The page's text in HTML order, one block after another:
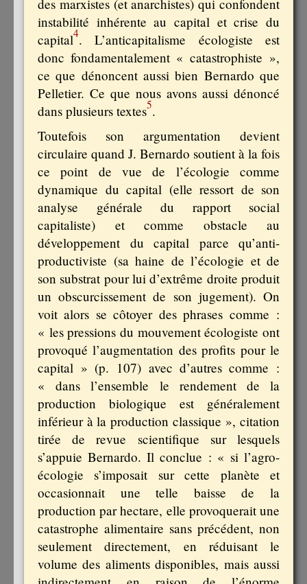
des marxistes (et anarchistes) qui confondent
instabilité inhérente au capital et crise du
capital4. L’anticapitalisme écologiste est
donc fondamentalement « catastrophiste »,
ce que dénoncent aussi bien Bernardo que
Pelletier. Ce que nous avons aussi dénoncé
dans plusieurs textes5.
Toutefois son argumentation devient
circulaire quand J. Bernardo soutient à la fois
ce point de vue de l’écologie comme
dynamique du capital (elle ressort de son
analyse générale du rapport social
capitaliste) et comme obstacle au
développement du capital parce qu’anti-
productiviste (sa haine de l’écologie et de
son substrat pour lui d’extrême droite produit
un obscurcissement de son jugement). On
voit alors se côtoyer des phrases comme :
« les pressions du mouvement écologiste ont
provoqué l’augmentation des profits pour le
capital » (p. 107) avec d’autres comme :
« dans l’ensemble le rendement de la
production biologique est généralement
inférieur à la production classique », citation
tirée de revue scientifique sur lesquels
s’appuie Bernardo. Il conclue : « si l’agro-
écologie s’imposait sur cette planète et
occasionnait une telle baisse de la
production par hectare, elle provoquerait une
catastrophe alimentaire sans précédent, non
seulement directement, en réduisant le
volume des aliments disponibles, mais aussi